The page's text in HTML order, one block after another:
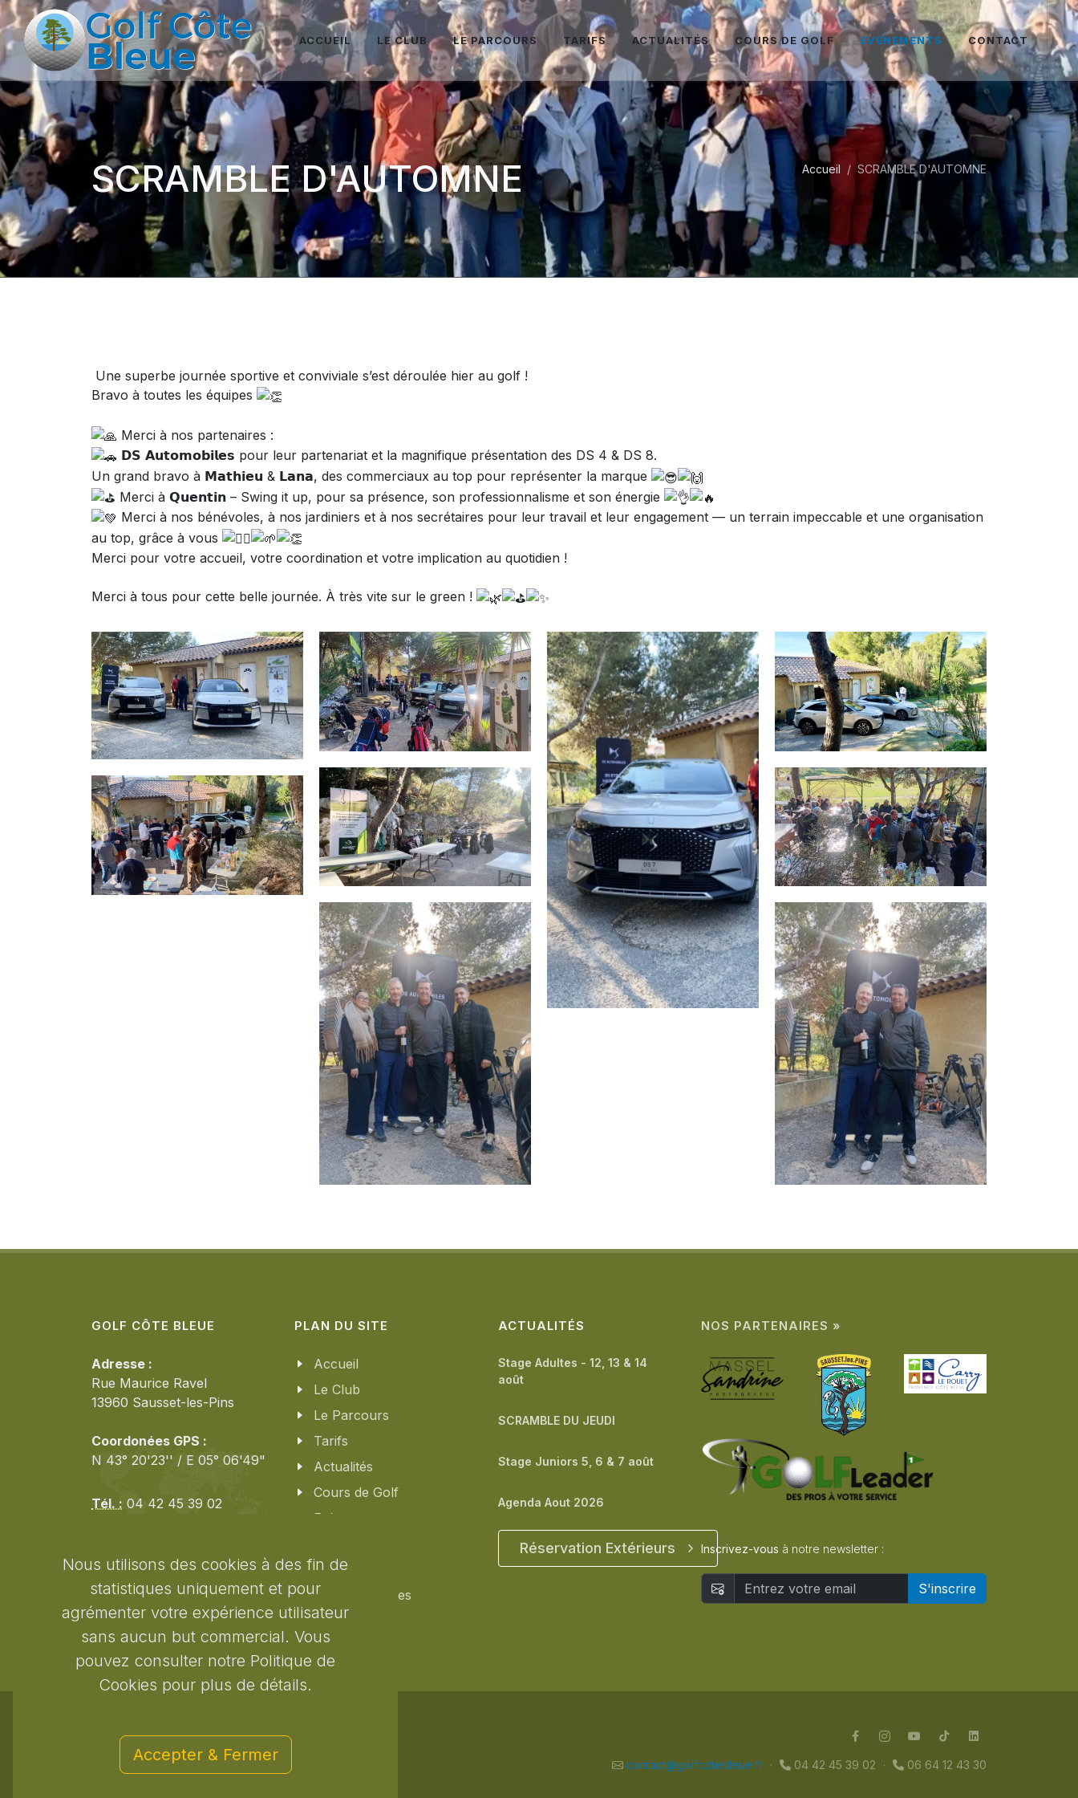
Nous utilisons des cookies à des fin de
statistiques uniquement et pour
agrémenter votre expérience utilisateur
sans aucun but commercial. Vous
pouvez consulter notre Politique de
Cookies pour plus de détails.
Accepter & Fermer
ACCUEIL LE CLUB LE PARCOURS TARIFS ACTUALITÉS COURS DE GOLF EVÈNEMENTS CONTACT
SCRAMBLE D'AUTOMNE Accueil SCRAMBLE D'AUTOMNE
Une superbe journée sportive et conviviale s’est déroulée hier au golf !
Bravo à toutes les équipes
Merci à nos partenaires :
𝗗𝗦 𝗔𝘂𝘁𝗼𝗺𝗼𝗯𝗶𝗹𝗲𝘀 pour leur partenariat et la magnifique présentation des DS 4 & DS 8.
Un grand bravo à 𝗠𝗮𝘁𝗵𝗶𝗲𝘂 & 𝗟𝗮𝗻𝗮, des commerciaux au top pour représenter la marque
Merci à 𝗤𝘂𝗲𝗻𝘁𝗶𝗻 – Swing it up, pour sa présence, son professionnalisme et son énergie
Merci à nos bénévoles, à nos jardiniers et à nos secrétaires pour leur travail et leur engagement — un terrain impeccable et une organisation
au top, grâce à vous
Merci pour votre accueil, votre coordination et votre implication au quotidien !
Merci à tous pour cette belle journée. À très vite sur le green !
GOLF CÔTE BLEUE
Adresse :
Rue Maurice Ravel
13960 Sausset-les-Pins
Coordonées GPS :
N 43° 20'23'' / E 05° 06'49"
Tél. : 04 42 45 39 02
contact@golfcotebleue.fr
Réservation Membres
PLAN DU SITE
Accueil
Le Club
Le Parcours
Tarifs
Actualités
Cours de Golf
Evènements
Plan d'accès
Nos partenaires
ACTUALITÉS
Stage Adultes - 12, 13 & 14
août
SCRAMBLE DU JEUDI
Stage Juniors 5, 6 & 7 août
Agenda Aout 2026
Réservation Extérieurs
NOS PARTENAIRES »
Inscrivez-vous à notre newsletter :
S'inscrire
Copyrights © 2026 tous droits réservés Golf Côte Bleue
Mentions légales / Politique de confidentialité
contact@golfcotebleue.fr · 04 42 45 39 02 · 06 64 12 43 30